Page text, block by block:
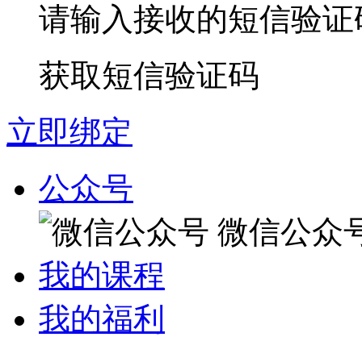
请输入接收的短信验证
获取短信验证码
立即绑定
公众号
微信公众
我的课程
我的福利